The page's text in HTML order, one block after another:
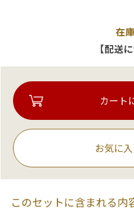
在
【配送
お気に
このセットに含まれる内